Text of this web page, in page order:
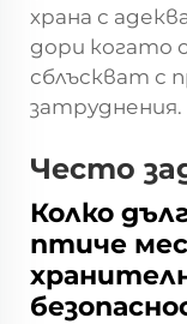
храна с
дори когато
сблъскват с
затруднения.
Често
Колко
птиче